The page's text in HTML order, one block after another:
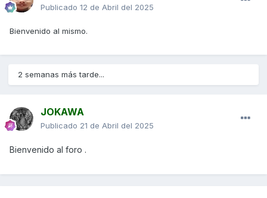
Publicado 12 de Abril del 2025
Bienvenido al mismo.
2 semanas más tarde...
JOKAWA
Publicado 21 de Abril del 2025
Bienvenido al foro .